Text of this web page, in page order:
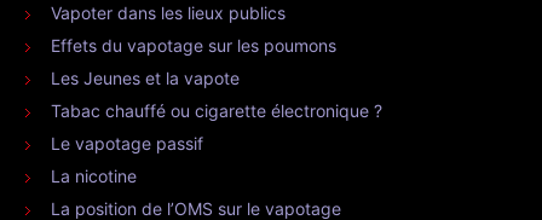
Vapoter dans les lieux publics
Effets du vapotage sur les poumons
Les Jeunes et la vapote
Tabac chauffé ou cigarette électronique ?
Le vapotage passif
La nicotine
La position de l’OMS sur le vapotage